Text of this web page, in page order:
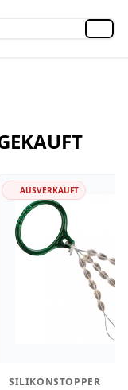
AUSVERKAUFT
SILIKONSTOPPER